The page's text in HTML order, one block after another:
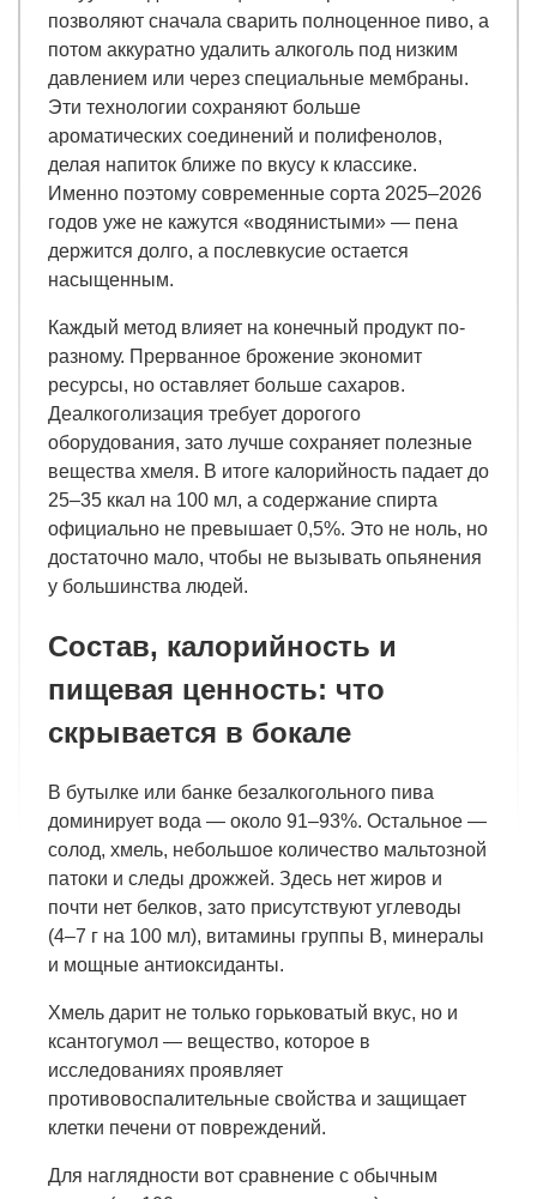
позволяют сначала сварить полноценное пиво, а
потом аккуратно удалить алкоголь под низким
давлением или через специальные мембраны.
Эти технологии сохраняют больше
ароматических соединений и полифенолов,
делая напиток ближе по вкусу к классике.
Именно поэтому современные сорта 2025–2026
годов уже не кажутся «водянистыми» — пена
держится долго, а послевкусие остается
насыщенным.
Каждый метод влияет на конечный продукт по-
разному. Прерванное брожение экономит
ресурсы, но оставляет больше сахаров.
Деалкоголизация требует дорогого
оборудования, зато лучше сохраняет полезные
вещества хмеля. В итоге калорийность падает до
25–35 ккал на 100 мл, а содержание спирта
официально не превышает 0,5%. Это не ноль, но
достаточно мало, чтобы не вызывать опьянения
у большинства людей.
Состав, калорийность и
пищевая ценность: что
скрывается в бокале
В бутылке или банке безалкогольного пива
доминирует вода — около 91–93%. Остальное —
солод, хмель, небольшое количество мальтозной
патоки и следы дрожжей. Здесь нет жиров и
почти нет белков, зато присутствуют углеводы
(4–7 г на 100 мл), витамины группы B, минералы
и мощные антиоксиданты.
Хмель дарит не только горьковатый вкус, но и
ксантогумол — вещество, которое в
исследованиях проявляет
противовоспалительные свойства и защищает
клетки печени от повреждений.
Для наглядности вот сравнение с обычным